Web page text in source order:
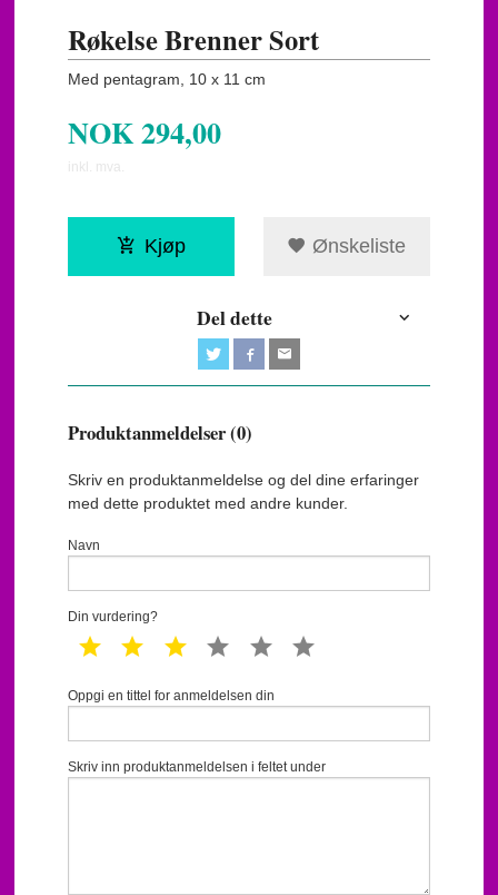
Røkelse Brenner Sort
Med pentagram, 10 x 11 cm
NOK294,00
inkl. mva.
Kjøp Ønskeliste
Del dette
Produktanmeldelser (0)
Skriv en produktanmeldelse og del dine erfaringer
med dette produktet med andre kunder.
Navn
Din vurdering?
1 star 2 star 3 star 4 star 5 star
Oppgi en tittel for anmeldelsen din
Skriv inn produktanmeldelsen i feltet under